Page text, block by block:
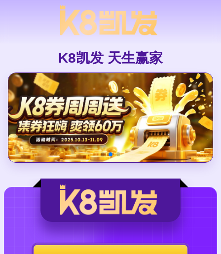
K8凯发 天生赢家